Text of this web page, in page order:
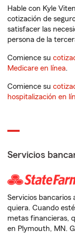
Hable con Kyle
cotización de
satisfacer las
persona de la
Comience su
Medicare en línea.
Comience su
hospitalización en
Servicios
Servicios bancarios
quiera. Cuando
metas financieras,
en Plymouth, MN.